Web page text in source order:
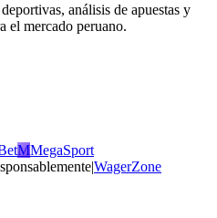
análisis de apuestas y
el mercado peruano.
MMegaSport
|WagerZone